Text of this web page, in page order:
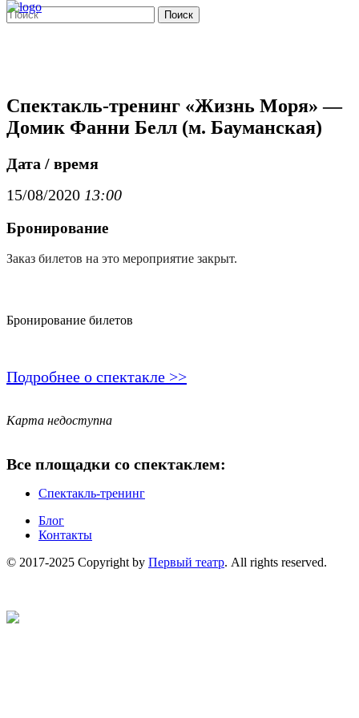
Поиск
Спектакль-тренинг «Жизнь Моря» —
Домик Фанни Белл (м. Бауманская)
Дата / время
15/08/2020 13:00
Бронирование
Заказ билетов на это мероприятие закрыт.
Бронирование билетов
Подробнее о спектакле >>
Карта недоступна
Все площадки со спектаклем:
Спектакль-тренинг
Блог
Контакты
© 2017-2025 Copyright by Первый театр. All rights reserved.